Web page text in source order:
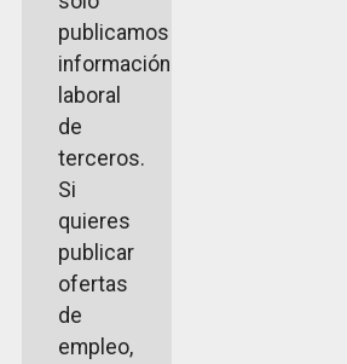
publicamos
información
laboral
de
terceros.
Si
quieres
publicar
ofertas
de
empleo,